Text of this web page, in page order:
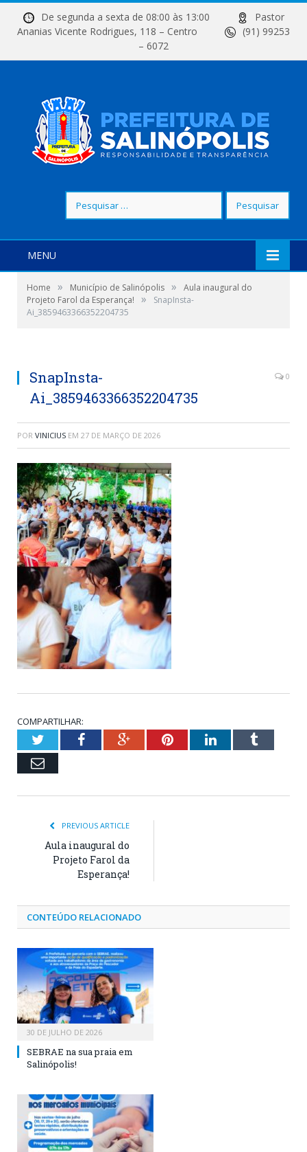
De segunda a sexta de 08:00 às 13:00
Pastor
Ananias Vicente Rodrigues, 118 – Centro
(91) 99253
– 6072
por:
MENU
Home » Município de Salinópolis »
Aula inaugural do
Projeto Farol da Esperança!
»
SnapInsta-
Ai_3859463366352204735
SnapInsta-
Ai_3859463366352204735
0
POR VINICIUS EM 27 DE MARÇO DE 2026
COMPARTILHAR:
TwitterFacebookGoogle+PinterestLinkedInTumblr
Email
PREVIOUS ARTICLE
Aula inaugural do
Projeto Farol da
Esperança!
CONTEÚDO RELACIONADO
30 DE JULHO DE 2026
SEBRAE na sua praia em
Salinópolis!